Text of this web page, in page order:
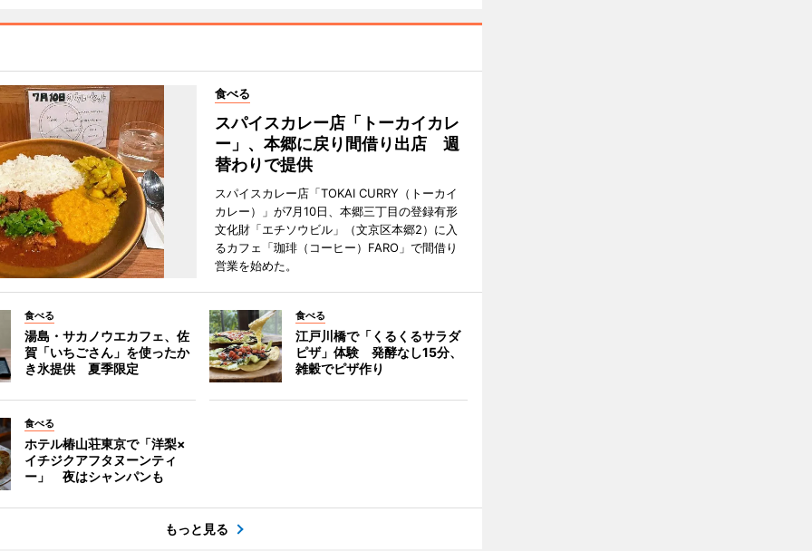
食べる
スパイスカレー店「トーカイカレ
ー」、本郷に戻り間借り出店 週
替わりで提供
スパイスカレー店「TOKAI CURRY（トーカイ
カレー）」が7月10日、本郷三丁目の登録有形
文化財「エチソウビル」（文京区本郷2）に入
るカフェ「珈琲（コーヒー）FARO」で間借り
営業を始めた。
食べる
湯島・サカノウエカフェ、佐
賀「いちごさん」を使ったか
き氷提供 夏季限定
食べる
江戸川橋で「くるくるサラダ
ピザ」体験 発酵なし15分、
雑穀でピザ作り
食べる
ホテル椿山荘東京で「洋梨×
イチジクアフタヌーンティ
ー」 夜はシャンパンも
もっと見る